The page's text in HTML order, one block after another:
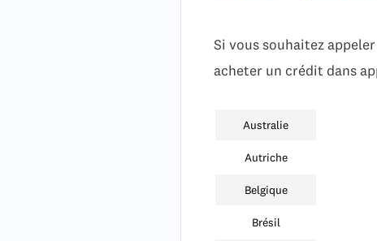
Si vous souhaitez
acheter un crédit dans
Australie
Autriche
Belgique
Brésil